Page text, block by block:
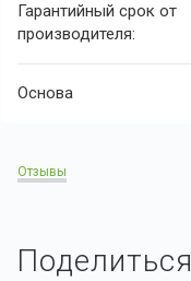
Гарантийный срок от
производителя:
Основа
Отзывы
Поделиться